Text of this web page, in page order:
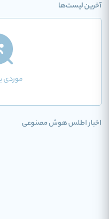
آخرین لیست‌ها
موردی
اخبار اطلس هوش مصنوعی